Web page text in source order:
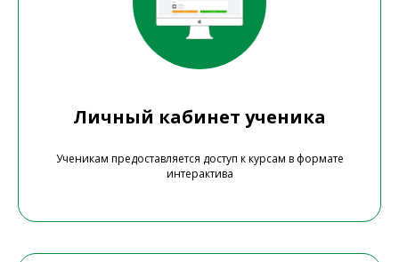
Личный кабинет ученика
Ученикам предоставляется доступ к курсам в формате
интерактива